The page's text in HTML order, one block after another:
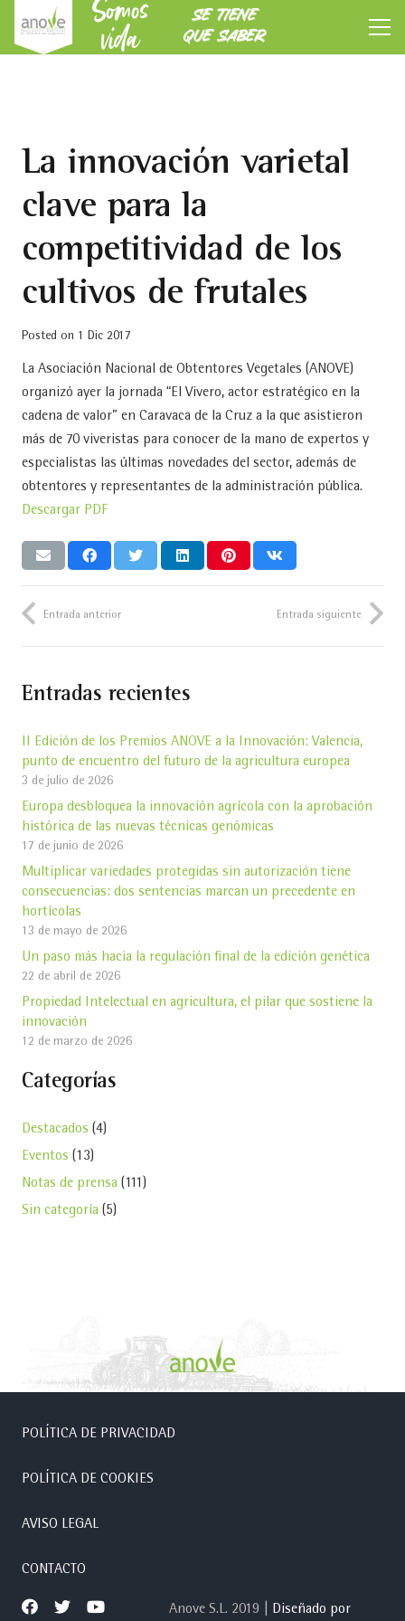
Somos
vida
SE TIENE
QUE SABER
La innovación varietal
clave para la
competitividad de los
cultivos de frutales
Posted on 1 Dic 2017
La Asociación Nacional de Obtentores Vegetales (ANOVE)
organizó ayer la jornada “El Vivero, actor estratégico en la
cadena de valor” en Caravaca de la Cruz a la que asistieron
más de 70 viveristas para conocer de la mano de expertos y
especialistas las últimas novedades del sector, además de
obtentores y representantes de la administración pública.
Descargar PDF
Entrada anterior Entrada siguiente
Entradas recientes
II Edición de los Premios ANOVE a la Innovación: Valencia,
punto de encuentro del futuro de la agricultura europea
3 de julio de 2026
Europa desbloquea la innovación agrícola con la aprobación
histórica de las nuevas técnicas genómicas
17 de junio de 2026
Multiplicar variedades protegidas sin autorización tiene
consecuencias: dos sentencias marcan un precedente en
hortícolas
13 de mayo de 2026
Un paso más hacia la regulación final de la edición genética
22 de abril de 2026
Propiedad Intelectual en agricultura, el pilar que sostiene la
innovación
12 de marzo de 2026
Categorías
Destacados (4)
Eventos (13)
Notas de prensa (111)
Sin categoría (5)
POLÍTICA DE PRIVACIDAD
POLÍTICA DE COOKIES
AVISO LEGAL
CONTACTO
Anove S.L. 2019 | Diseñado por